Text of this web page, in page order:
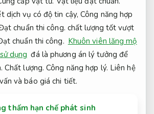
dịch vụ có độ tin cậy,Công năng hợp
chuẩn thi công. chất lượng tốt vượt
chuẩn thi công. Khuôn viên lăng mộ
dụng đá là phương án lý tưởng để
Chất lượng. Công năng hợp lý. Liên hệ
và báo giá chi tiết.
thấm hạn chế phát sinh